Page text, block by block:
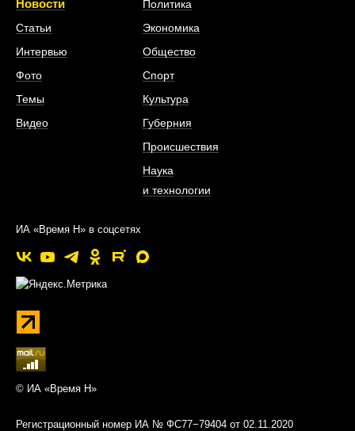
Новости
Статьи
Интервью
Фото
Темы
Видео
Политика
Экономика
Общество
Спорт
Культура
Губерния
Происшествия
Наука
и технологии
ИА «Время Н» в соцсетях
© ИА «Время Н»
Регистрационный номер ИА № ФС77−79404 от 02.11.2020